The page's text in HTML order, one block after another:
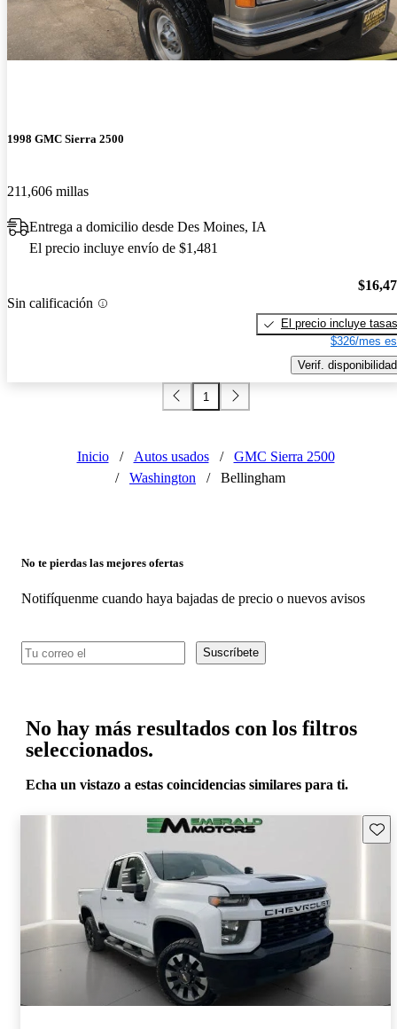
1998 GMC Sierra 2500
211,606 millas
Entrega a domicilio desde Des Moines, IA
El precio incluye envío de $1,481
Sin calificación
El precio incluye tasas
$326/mes
Verif. disponibilidad
1
Inicio / Autos usados /
GMC Sierra 2500
/
Washington / Bellingham
No te pierdas las mejores ofertas
Notifíquenme cuando haya bajadas de precio o nuevos avisos
Suscríbete
No hay más resultados con los filtros
seleccionados.
Echa un vistazo a estas coincidencias similares para ti.